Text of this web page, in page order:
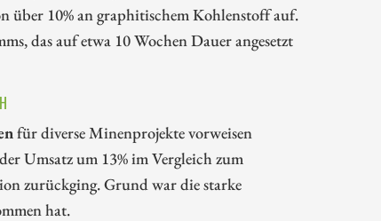
über 10% an graphitischem Kohlenstoff auf.
das auf etwa 10 Wochen Dauer angesetzt
für diverse Minenprojekte vorweisen
Umsatz um 13% im Vergleich zum
zurückging. Grund war die starke
hat.